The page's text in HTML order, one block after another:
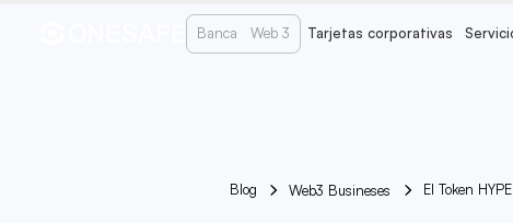
Banca Web 3 Tarjetas corporativas
Blog Web3 Busineses El Token